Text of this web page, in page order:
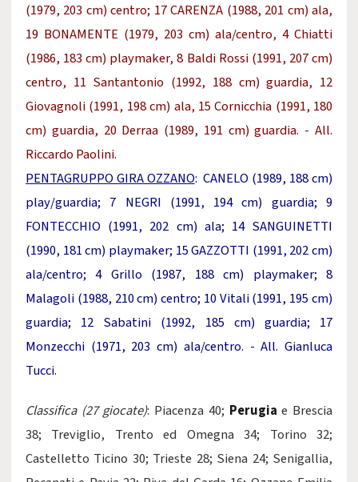
(1979, 203 cm) centro; 17 CARENZA (1988, 201 cm) ala,
19 BONAMENTE (1979, 203 cm) ala/centro, 4 Chiatti
(1986, 183 cm) playmaker, 8 Baldi Rossi (1991, 207 cm)
centro, 11 Santantonio (1992, 188 cm) guardia, 12
Giovagnoli (1991, 198 cm) ala, 15 Cornicchia (1991, 180
cm) guardia, 20 Derraa (1989, 191 cm) guardia. - All.
Riccardo Paolini.
PENTAGRUPPO GIRA OZZANO: CANELO (1989, 188 cm)
play/guardia; 7 NEGRI (1991, 194 cm) guardia; 9
FONTECCHIO (1991, 202 cm) ala; 14 SANGUINETTI
(1990, 181 cm) playmaker; 15 GAZZOTTI (1991, 202 cm)
ala/centro; 4 Grillo (1987, 188 cm) playmaker; 8
Malagoli (1988, 210 cm) centro; 10 Vitali (1991, 195 cm)
guardia; 12 Sabatini (1992, 185 cm) guardia; 17
Monzecchi (1971, 203 cm) ala/centro. - All. Gianluca
Tucci.
Classifica (27 giocate): Piacenza 40; Perugiae Brescia
38; Treviglio, Trento ed Omegna 34; Torino 32;
Castelletto Ticino 30; Trieste 28; Siena 24; Senigallia,